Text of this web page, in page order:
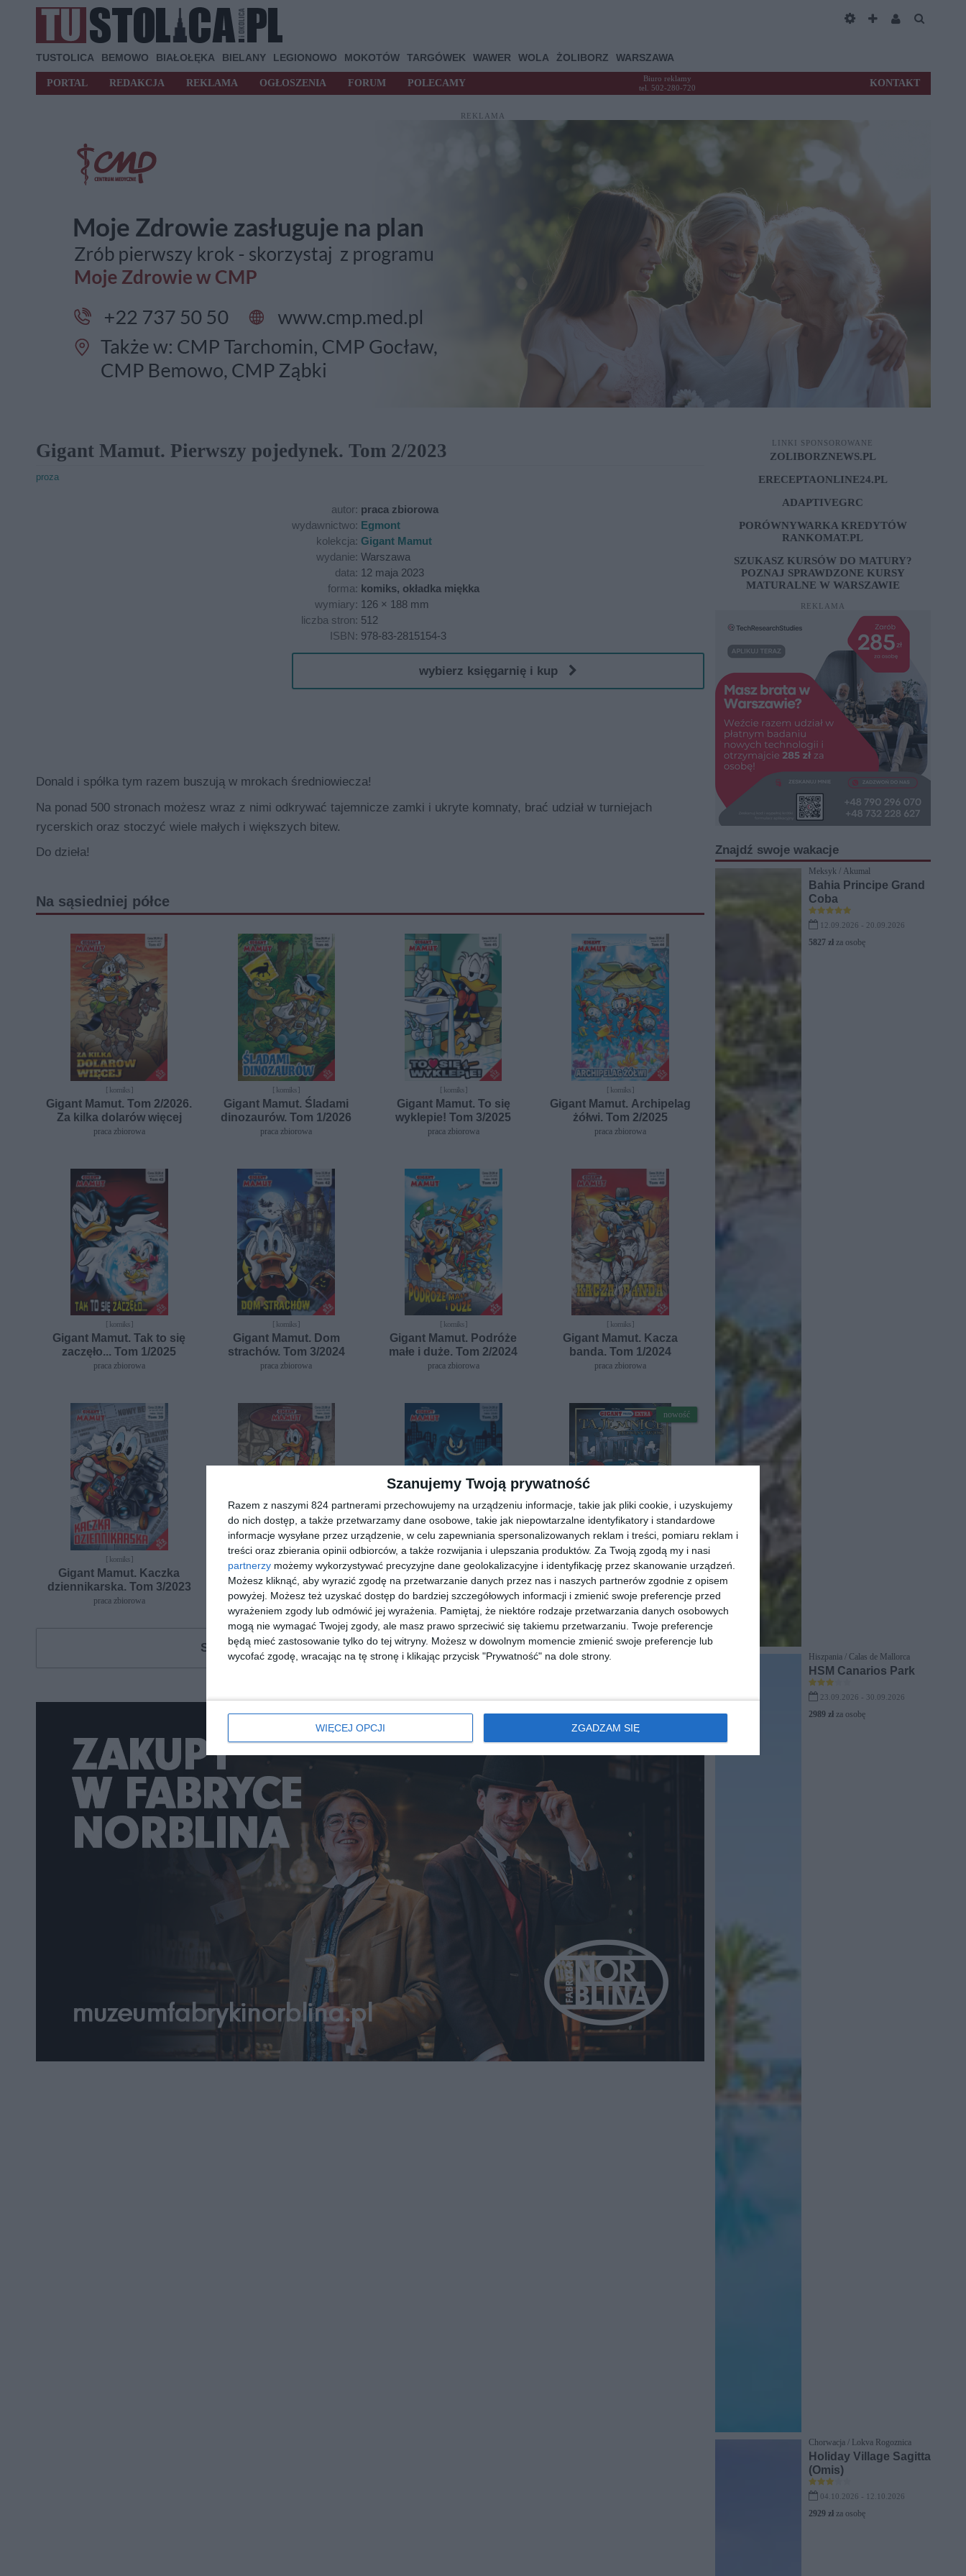
Szanujemy Twoją prywatność
Razem z naszymi 824 partnerami przechowujemy na urządzeniu informacje, takie jak pliki cookie, i uzyskujemy
do nich dostęp, a także przetwarzamy dane osobowe, takie jak niepowtarzalne identyfikatory i standardowe
informacje wysyłane przez urządzenie, w celu zapewniania spersonalizowanych reklam i treści, pomiaru reklam i
treści oraz zbierania opinii odbiorców, a także rozwijania i ulepszania produktów. Za Twoją zgodą my i nasi
partnerzy możemy wykorzystywać precyzyjne dane geolokalizacyjne i identyfikację przez skanowanie urządzeń.
Możesz kliknąć, aby wyrazić zgodę na przetwarzanie danych przez nas i naszych partnerów zgodnie z opisem
powyżej. Możesz też uzyskać dostęp do bardziej szczegółowych informacji i zmienić swoje preferencje przed
wyrażeniem zgody lub odmówić jej wyrażenia.
Pamiętaj, że niektóre rodzaje przetwarzania danych osobowych
mogą nie wymagać Twojej zgody, ale masz prawo sprzeciwić się takiemu przetwarzaniu. Twoje preferencje
będą mieć zastosowanie tylko do tej witryny. Możesz w dowolnym momencie zmienić swoje preferencje lub
wycofać zgodę, wracając na tę stronę i klikając przycisk "Prywatność" na dole strony.
WIĘCEJ OPCJI ZGADZAM SIĘ
TUSTOLICA BEMOWO BIAŁOŁĘKA BIELANY LEGIONOWO MOKOTÓW TARGÓWEK WAWER WOLA ŻOLIBORZ WARSZAWA
PORTAL REDAKCJA REKLAMA OGŁOSZENIA FORUM POLECAMY
Biuro reklamy
tel. 502-280-720
KONTAKT
REKLAMA
Gigant Mamut. Pierwszy pojedynek. Tom 2/2023
proza
autor: praca zbiorowa
wydawnictwo: Egmont
kolekcja: Gigant Mamut
wydanie: Warszawa
data: 12 maja 2023
forma: komiks, okładka miękka
wymiary: 126 × 188 mm
liczba stron: 512
ISBN: 978-83-2815154-3
wybierz księgarnię i kup
Donald i spółka tym razem buszują w mrokach średniowiecza!
Na ponad 500 stronach możesz wraz z nimi odkrywać tajemnicze zamki i ukryte komnaty, brać udział w turniejach
rycerskich oraz stoczyć wiele małych i większych bitew.
Do dzieła!
Na sąsiedniej półce
[ komiks ]
Gigant Mamut. Tom 2/2026.
Za kilka dolarów więcej
praca zbiorowa
[ komiks ]
Gigant Mamut. Śladami
dinozaurów. Tom 1/2026
praca zbiorowa
[ komiks ]
Gigant Mamut. To się
wyklepie! Tom 3/2025
praca zbiorowa
[ komiks ]
Gigant Mamut. Archipelag
żółwi. Tom 2/2025
praca zbiorowa
[ komiks ]
Gigant Mamut. Tak to się
zaczęło... Tom 1/2025
praca zbiorowa
[ komiks ]
Gigant Mamut. Dom
strachów. Tom 3/2024
praca zbiorowa
[ komiks ]
Gigant Mamut. Podróże
małe i duże. Tom 2/2024
praca zbiorowa
[ komiks ]
Gigant Mamut. Kacza
banda. Tom 1/2024
praca zbiorowa
[ komiks ]
Gigant Mamut. Kaczka
dziennikarska. Tom 3/2023
praca zbiorowa
Gigant Mamut. Podróż
dookoła świata. Tom
1/2023
praca zbiorowa
[ komiks ]
Gigant Mamut. Nocna
przygoda. Tom 1/2022
praca zbiorowa
nowość
[ komiks ]
Gigant Poleca Extra. Tom
5/2025. Tajemnice.
Nieznany autor
praca zbiorowa
Szukasz książki, audiobooka?Skorzystaj z wyszukiwarki
LINKI SPONSOROWANE
ZOLIBORZNEWS.PL
ERECEPTAONLINE24.PL
ADAPTIVEGRC
PORÓWNYWARKA KREDYTÓW
RANKOMAT.PL
SZUKASZ KURSÓW DO MATURY?
POZNAJ SPRAWDZONE KURSY
MATURALNE W WARSZAWIE
REKLAMA
Znajdź swoje wakacje
Meksyk / Akumal
Bahia Principe Grand
Coba
12.09.2026 - 20.09.2026
5827 zł za osobę
Hiszpania / Calas de Mallorca
HSM Canarios Park
23.09.2026 - 30.09.2026
2989 zł za osobę
Chorwacja / Lokva Rogoznica
Holiday Village Sagitta
(Omis)
04.10.2026 - 12.10.2026
2929 zł za osobę